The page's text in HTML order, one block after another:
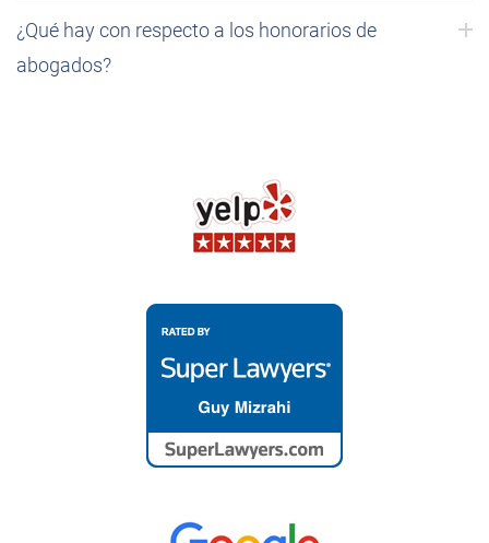
¿Qué hay con respecto a los honorarios de
abogados?